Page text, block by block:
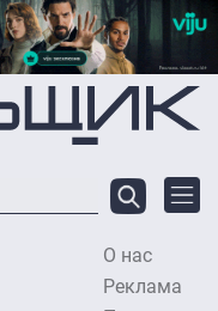
О нас
Реклама